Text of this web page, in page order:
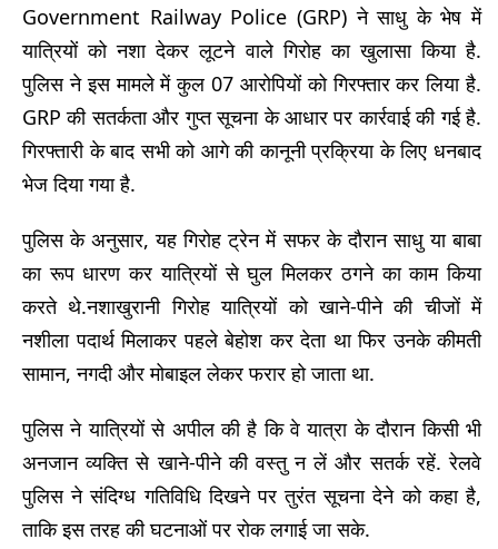
Government Railway Police (GRP) ने साधु के भेष में
यात्रियों को नशा देकर लूटने वाले गिरोह का खुलासा किया है.
पुलिस ने इस मामले में कुल 07 आरोपियों को गिरफ्तार कर लिया है.
GRP की सतर्कता और गुप्त सूचना के आधार पर कार्रवाई की गई है.
गिरफ्तारी के बाद सभी को आगे की कानूनी प्रक्रिया के लिए धनबाद
भेज दिया गया है.
पुलिस के अनुसार, यह गिरोह ट्रेन में सफर के दौरान साधु या बाबा
का रूप धारण कर यात्रियों से घुल मिलकर ठगने का काम किया
करते थे.नशाखुरानी गिरोह यात्रियों को खाने-पीने की चीजों में
नशीला पदार्थ मिलाकर पहले बेहोश कर देता था फिर उनके कीमती
सामान, नगदी और मोबाइल लेकर फरार हो जाता था.
पुलिस ने यात्रियों से अपील की है कि वे यात्रा के दौरान किसी भी
अनजान व्यक्ति से खाने-पीने की वस्तु न लें और सतर्क रहें. रेलवे
पुलिस ने संदिग्ध गतिविधि दिखने पर तुरंत सूचना देने को कहा है,
ताकि इस तरह की घटनाओं पर रोक लगाई जा सके.